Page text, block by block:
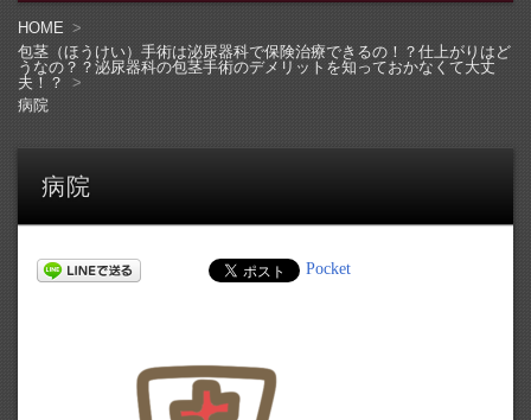
コンテンツへ移動
HOME
包茎（ほうけい）手術は泌尿器科で保険治療できるの！？仕上がりはど
うなの？？泌尿器科の包茎手術のデメリットを知っておかなくて大丈
夫！？
病院
病院
Pocket